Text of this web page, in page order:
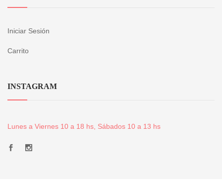
Iniciar Sesión
Carrito
INSTAGRAM
Lunes a Viernes 10 a 18 hs, Sábados 10 a 13 hs